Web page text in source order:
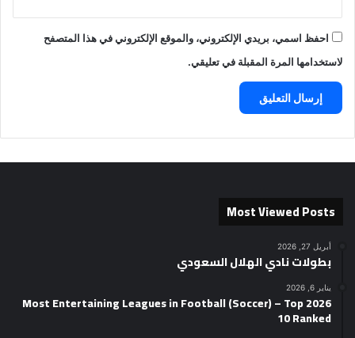
احفظ اسمي، بريدي الإلكتروني، والموقع الإلكتروني في هذا المتصفح
لاستخدامها المرة المقبلة في تعليقي.
Most Viewed Posts
أبريل 27, 2026
بطولات نادي الهلال السعودي
يناير 6, 2026
2026 Most Entertaining Leagues in Football (Soccer) – Top
10 Ranked